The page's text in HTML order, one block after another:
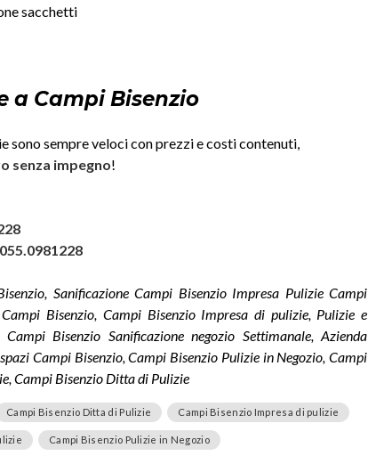
sacchetti
a Campi Bisenzio
sono sempre veloci con prezzi e costi contenuti,
senza impegno!
Sanificazione Campi Bisenzio Impresa Pulizie Campi
Bisenzio, Campi Bisenzio Impresa di pulizie, Pulizie e
Bisenzio Sanificazione negozio Settimanale, Azienda
Campi Bisenzio, Campi Bisenzio Pulizie in Negozio, Campi
Campi Bisenzio Ditta di Pulizie
Campi Bisenzio Ditta di Pulizie Campi Bisenzio Impresa di pulizie
Campi Bisenzio Pulizie in Negozio